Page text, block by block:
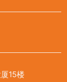
15楼